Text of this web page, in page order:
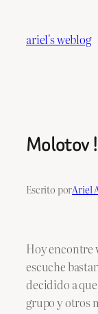
contenido
ariel's weblog
Molotov
Escrito porAriel
Hoy encontre
escuche
decidido a
grupo y otros